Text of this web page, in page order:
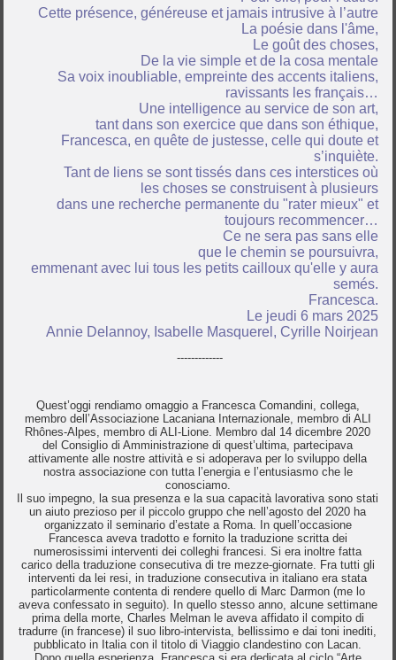
Cette présence, généreuse et jamais intrusive à l’autre
La poésie dans l'âme,
Le goût des choses,
De la vie simple et de la cosa mentale
Sa voix inoubliable, empreinte des accents italiens,
ravissants les français…
Une intelligence au service de son art,
tant dans son exercice que dans son éthique,
Francesca, en quête de justesse, celle qui doute et
s’inquiète.
Tant de liens se sont tissés dans ces interstices où
les choses se construisent à plusieurs
dans une recherche permanente du "rater mieux" et
toujours recommencer…
Ce ne sera pas sans elle
que le chemin se poursuivra,
emmenant avec lui tous les petits cailloux qu'elle y aura
semés.
Francesca.
Le jeudi 6 mars 2025
Annie Delannoy, Isabelle Masquerel, Cyrille Noirjean
-------------
Quest’oggi rendiamo omaggio a Francesca Comandini, collega,
membro dell’Associazione Lacaniana Internazionale, membro di ALI
Rhônes-Alpes, membro di ALI-Lione. Membro dal 14 dicembre 2020
del Consiglio di Amministrazione di quest’ultima, partecipava
attivamente alle nostre attività e si adoperava per lo sviluppo della
nostra associazione con tutta l’energia e l’entusiasmo che le
conosciamo.
Il suo impegno, la sua presenza e la sua capacità lavorativa sono stati
un aiuto prezioso per il piccolo gruppo che nell’agosto del 2020 ha
organizzato il seminario d’estate a Roma. In quell’occasione
Francesca aveva tradotto e fornito la traduzione scritta dei
numerosissimi interventi dei colleghi francesi. Si era inoltre fatta
carico della traduzione consecutiva di tre mezze-giornate. Fra tutti gli
interventi da lei resi, in traduzione consecutiva in italiano era stata
particolarmente contenta di rendere quello di Marc Darmon (me lo
aveva confessato in seguito). In quello stesso anno, alcune settimane
prima della morte, Charles Melman le aveva affidato il compito di
tradurre (in francese) il suo libro-intervista, bellissimo e dai toni inediti,
pubblicato in Italia con il titolo di Viaggio clandestino con Lacan.